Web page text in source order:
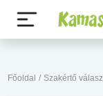
Főoldal / Szakértő